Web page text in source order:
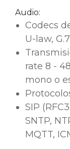
Audio:
Codecs
U-law,
rate 8 -
mono o
SIP
SNTP,
MQTT,